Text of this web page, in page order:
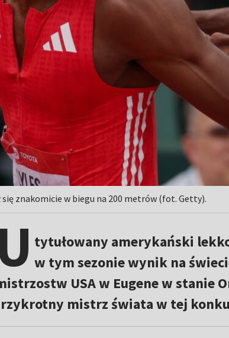
się znakomicie w biegu na 200 metrów (fot. Getty).
tytułowany amerykański
w tym sezonie wynik na
USA w Eugene w stanie
mistrz świata w tej